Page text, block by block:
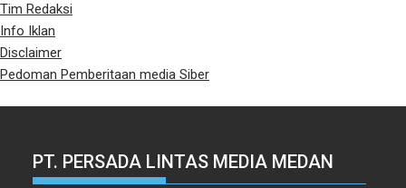
Tim Redaksi
Info Iklan
Disclaimer
Pedoman Pemberitaan media Siber
PT. PERSADA LINTAS MEDIA MEDAN